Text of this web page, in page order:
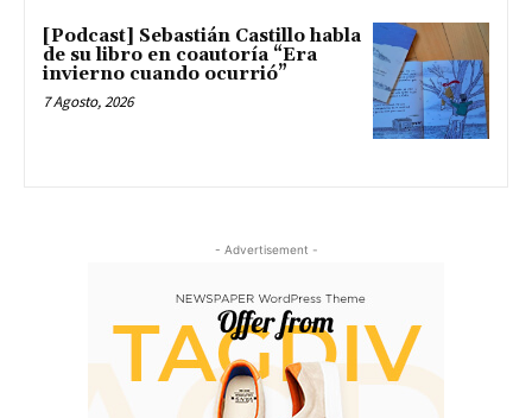
[Podcast] Sebastián Castillo habla
de su libro en coautoría “Era
invierno cuando ocurrió”
7 Agosto, 2026
- Advertisement -